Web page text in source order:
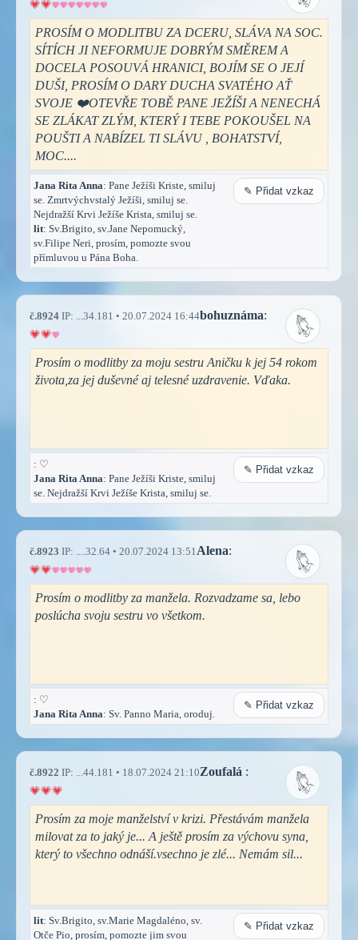
PROSÍM O MODLITBU ZA DCERU, SLÁVA NA SOC.
SÍTÍCH JI NEFORMUJE DOBRÝM SMĚREM A
DOCELA POSOUVÁ HRANICI, BOJÍM SE O JEJÍ
DUŠI, PROSÍM O DARY DUCHA SVATÉHO AŤ
SVOJE ❤️OTEVŘE TOBĚ PANE JEŽÍŠI A NENECHÁ
SE ZLÁKAT ZLÝM, KTERÝ I TEBE POKOUŠEL NA
POUŠTI A NABÍZEL TI SLÁVU , BOHATSTVÍ,
MOC....
Jana Rita Anna: Pane Ježíši Kriste, smiluj
se. Zmrtvýchvstalý Ježíši, smiluj se.
Nejdražší Krvi Ježíše Krista, smiluj se.
lit: Sv.Brigito, sv.Jane Nepomucký,
sv.Filipe Neri, prosím, pomozte svou
přímluvou u Pána Boha.
✎ Přidat vzkaz
č.8924 IP: ...34.181 • 20.07.2024 16:44bohuznáma:
Prosím o modlitby za moju sestru Aničku k jej 54 rokom
života,za jej duševné aj telesné uzdravenie. Vďaka.
: ♡
Jana Rita Anna: Pane Ježíši Kriste, smiluj
se. Nejdražší Krvi Ježíše Krista, smiluj se.
✎ Přidat vzkaz
č.8923 IP: ....32.64 • 20.07.2024 13:51 Alena:
Prosím o modlitby za manžela. Rozvadzame sa, lebo
poslúcha svoju sestru vo všetkom.
: ♡
Jana Rita Anna: Sv. Panno Maria, oroduj.
✎ Přidat vzkaz
č.8922 IP: ...44.181 • 18.07.2024 21:10Zoufalá :
Prosím za moje manželství v krizi. Přestávám manžela
milovat za to jaký je... A ještě prosím za výchovu syna,
který to všechno odnáší.vsechno je zlé... Nemám sil...
lit: Sv.Brigito, sv.Marie Magdaléno, sv.
Otče Pio, prosím, pomozte jim svou
✎ Přidat vzkaz